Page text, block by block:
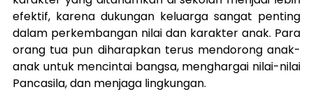
efektif, karena dukungan keluarga sangat penting
dalam perkembangan nilai dan karakter anak. Para
orang tua pun diharapkan terus mendorong anak-
anak untuk mencintai bangsa, menghargai nilai-nilai
Pancasila, dan menjaga lingkungan.